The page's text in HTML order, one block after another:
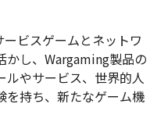
ビスゲームとネットワ
かし、Wargaming製品の
ルやサービス、世界的人
を持ち、新たなゲーム機